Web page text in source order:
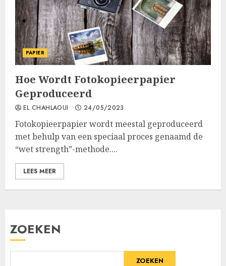
PAPIER
Hoe Wordt Fotokopieerpapier
Geproduceerd
EL CHAHLAOUI 24/05/2023
Fotokopieerpapier wordt meestal geproduceerd
met behulp van een speciaal proces genaamd de
“wet strength”-methode....
LEES MEER
ZOEKEN
ZOEKEN